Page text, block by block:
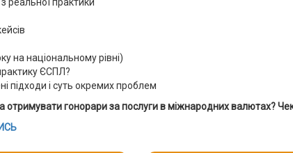
на національному рівні)
ЄСПЛ?
підходи і суть окремих проблем
отримувати гонорари за послуги в міжнародних валютах?